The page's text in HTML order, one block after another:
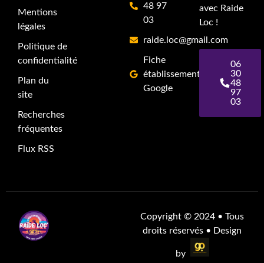
Mentions
légales
Politique de
confidentialité
Plan du
site
Recherches
fréquentes
Flux RSS
48 97
03
raide.loc@gmail.com
Fiche
établissement
Google
avec Raide
Loc !
06
30
48
97
03
Copyright © 2024 • Tous
droits réservés • Design
by